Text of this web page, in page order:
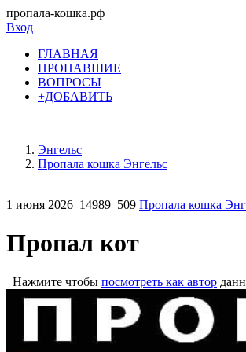
пропала-кошка.рф
Вход
ГЛАВНАЯ
ПРОПАВШИЕ
ВОПРОСЫ
+ДОБАВИТЬ
Энгельс
Пропала кошка Энгельс
1 июня 2026 14989 509 Пропала кошка
Пропал кот
Нажмите чтобы посмотреть как автор